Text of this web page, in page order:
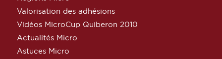
Valorisation des adhésions
Vidéos MicroCup Quiberon 2010
Actualités Micro
Astuces Micro